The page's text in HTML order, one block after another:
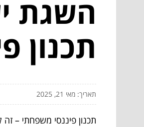
השגת
תכנון
תאריך: מאי 21, 2025
תכנון פיננסי משפחתי –